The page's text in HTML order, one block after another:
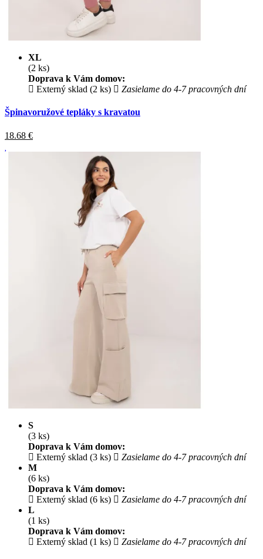
XL
(2 ks)
Doprava k Vám domov:
Externý sklad (2 ks)
Zasielame do 4-7 pracovných dní
Špinavoružové tepláky s kravatou
18.68 €
S
(3 ks)
Doprava k Vám domov:
Externý sklad (3 ks)
Zasielame do 4-7 pracovných dní
M
(6 ks)
Doprava k Vám domov:
Externý sklad (6 ks)
Zasielame do 4-7 pracovných dní
L
(1 ks)
Doprava k Vám domov:
Externý sklad (1 ks)
Zasielame do 4-7 pracovných dní